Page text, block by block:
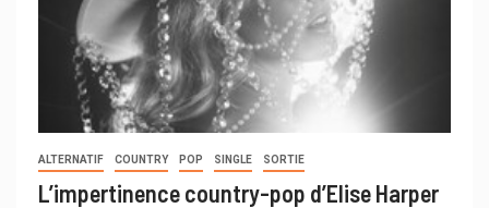
ALTERNATIF COUNTRY POP SINGLE SORTIE
L’impertinence country-pop d’Elise Harper